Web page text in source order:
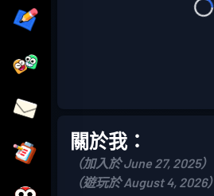
關於我：
（加入於 June 27, 2025）
（遊玩於 August 4, 2026）